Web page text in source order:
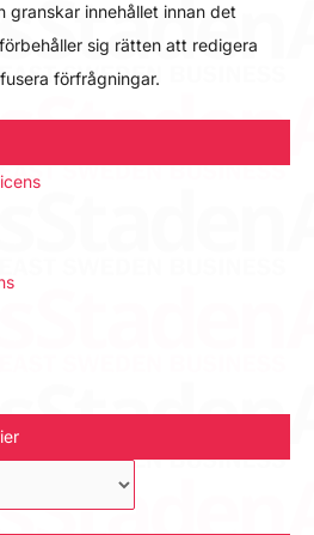
granskar innehållet innan det
sig rätten att redigera
förfrågningar.